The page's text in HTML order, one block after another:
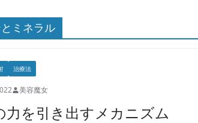
ミネラル
治療法
美容魔女
力を引き出すメカニズム